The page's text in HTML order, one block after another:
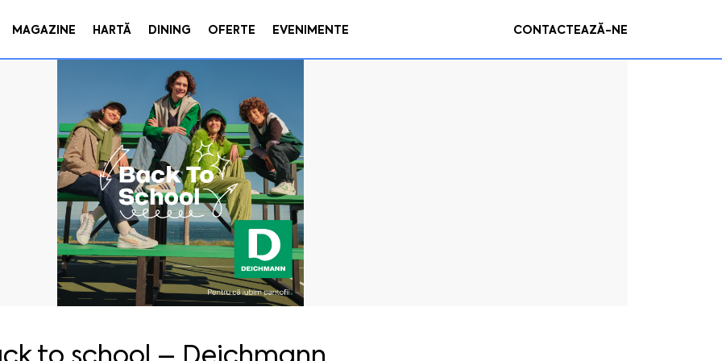
MAGAZINE HARTĂ DINING OFERTE EVENIMENTE CONTACTEAZĂ-NE